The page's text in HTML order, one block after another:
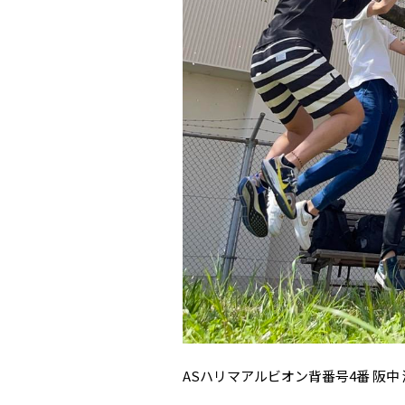
ASハリマアルビオン背番号4番 阪中